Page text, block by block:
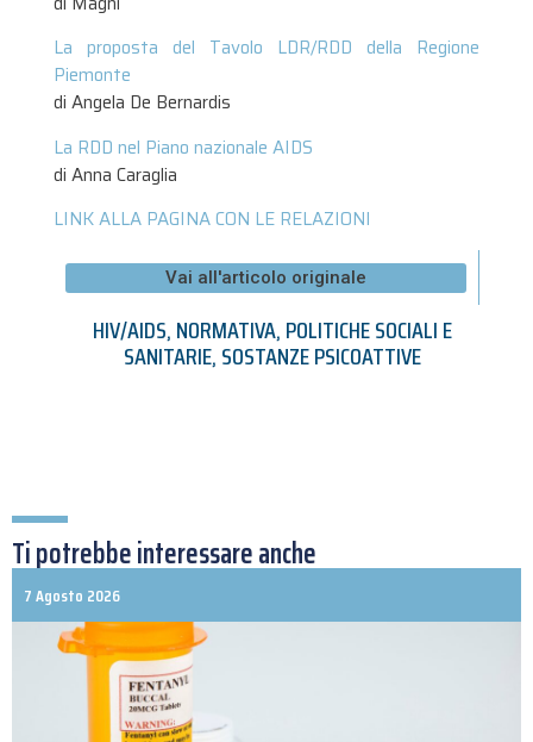
La proposta del Tavolo LDR/RDD della Regione
Piemonte
di Angela De Bernardis
La RDD nel Piano nazionale AIDS
di Anna Caraglia
LINK ALLA PAGINA CON LE RELAZIONI
Vai all'articolo originale
HIV/AIDS,NORMATIVA,POLITICHE SOCIALI E
SANITARIE,SOSTANZE PSICOATTIVE
Ti potrebbe interessare anche
7 Agosto 2026